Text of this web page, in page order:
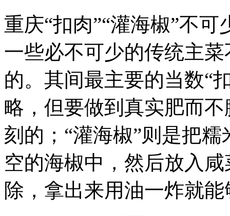
重庆“扣肉”“灌海椒”不
一些必不可少的传统主
的。其间最主要的当数“
略，但要做到真实肥而
刻的；“灌海椒”则是把
空的海椒中，然后放入
除，拿出来用油一炸就